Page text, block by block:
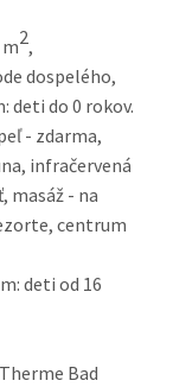
2,
dospelého,
deti do 0 rokov.
- zdarma,
infračervená
masáž - na
centrum
deti od 16
Bad